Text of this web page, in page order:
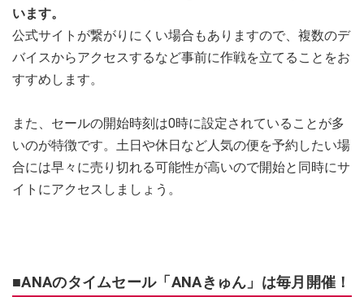
います。
公式サイトが繋がりにくい場合もありますので、複数のデ
バイスからアクセスするなど事前に作戦を立てることをお
すすめします。
また、セールの開始時刻は0時に設定されていることが多
いのが特徴です。土日や休日など人気の便を予約したい場
合には早々に売り切れる可能性が高いので開始と同時にサ
イトにアクセスしましょう。
■ANAのタイムセール「ANAきゅん」は毎月開催！